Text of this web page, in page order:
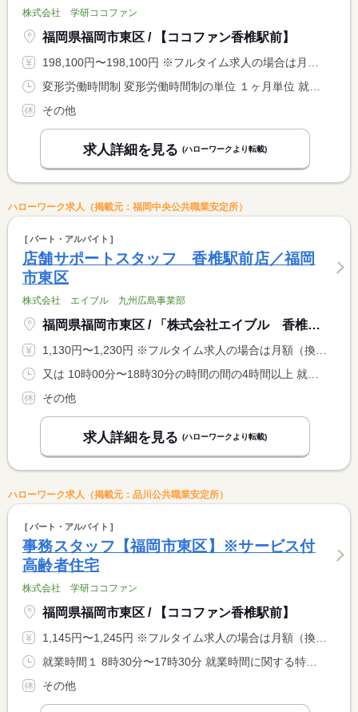
株式会社 学研ココファン
福岡県福岡市東区 / 【ココファン香椎駅前】
198,100円〜198,100円 ※フルタイム求人の場合は月額（換算額）、パート求人の場合は時間額を表示しています。
その他
求人詳細を見る (ハローワークより転載)
ハローワーク求人（掲載元：福岡中央公共職業安定所）
パート・アルバイト
店舗サポートスタッフ 香椎駅前店／福岡
市東区
株式会社 エイブル 九州広島事業部
福岡県福岡市東区 / 「株式会社エイブル 香椎駅前店」
1,130円〜1,230円 ※フルタイム求人の場合は月額（換算額）、パート求人の場合は時間額を表示しています。
その他
求人詳細を見る (ハローワークより転載)
ハローワーク求人（掲載元：品川公共職業安定所）
パート・アルバイト
事務スタッフ【福岡市東区】※サービス付
高齢者住宅
株式会社 学研ココファン
福岡県福岡市東区 / 【ココファン香椎駅前】
1,145円〜1,245円 ※フルタイム求人の場合は月額（換算額）、パート求人の場合は時間額を表示しています。
その他